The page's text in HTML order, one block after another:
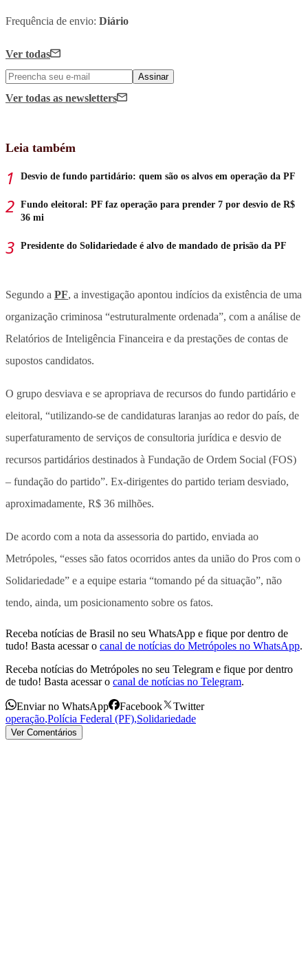
Frequência de envio: Diário
Ver todas
Assinar
Ver todas as newsletters
Leia também
Desvio de fundo partidário: quem são os alvos em operação da PF
Fundo eleitoral: PF faz operação para prender 7 por desvio de R$
36 mi
Presidente do Solidariedade é alvo de mandado de prisão da PF
Segundo a PF, a investigação apontou indícios da existência de uma
organização criminosa “estruturalmente ordenada”, com a análise de
Relatórios de Inteligência Financeira e da prestações de contas de
supostos candidatos.
O grupo desviava e se apropriava de recursos do fundo partidário e
eleitoral, “utilizando-se de candidaturas laranjas ao redor do país, de
superfaturamento de serviços de consultoria jurídica e desvio de
recursos partidários destinados à Fundação de Ordem Social (FOS)
– fundação do partido”. Ex-dirigentes do partido teriam desviado,
aproximadamente, R$ 36 milhões.
De acordo com a nota da assessoria do partido, enviada ao
Metrópoles, “esses são fatos ocorridos antes da união do Pros com o
Solidariedade” e a equipe estaria “tomando pé da situação”, não
tendo, ainda, um posicionamento sobre os fatos.
Receba notícias de Brasil no seu WhatsApp e fique por dentro de
tudo! Basta acessar o canal de notícias do Metrópoles no WhatsApp.
Receba notícias do Metrópoles no seu Telegram e fique por dentro
de tudo! Basta acessar o canal de notícias no Telegram.
Enviar no WhatsApp Facebook
Twitter
operação,Polícia Federal (PF),Solidariedade
Ver Comentários